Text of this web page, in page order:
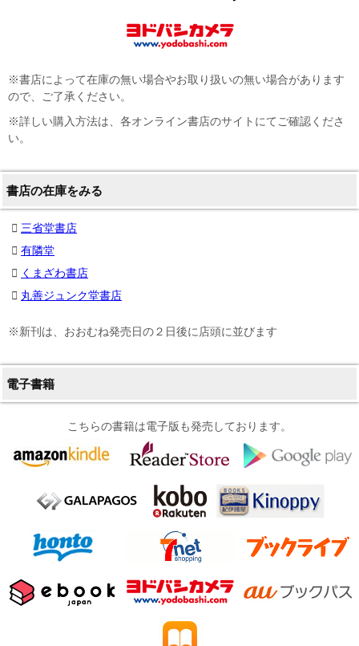
※書店によって在庫の無い場合やお取り扱いの無い場合があります
ので、ご了承ください。
※詳しい購入方法は、各オンライン書店のサイトにてご確認くださ
い。
書店の在庫をみる
三省堂書店
有隣堂
くまざわ書店
丸善ジュンク堂書店
※新刊は、おおむね発売日の２日後に店頭に並びます
電子書籍
こちらの書籍は電子版も発売しております。